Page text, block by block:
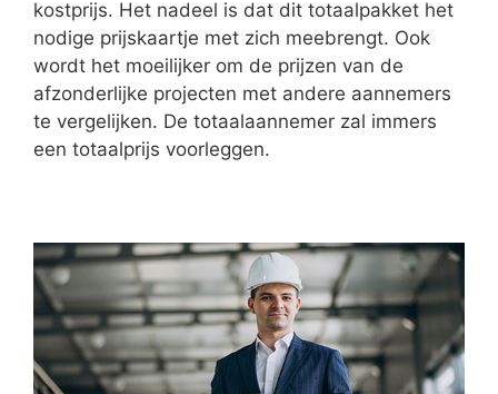
kostprijs. Het nadeel is dat dit totaalpakket het
nodige prijskaartje met zich meebrengt. Ook
wordt het moeilijker om de prijzen van de
afzonderlijke projecten met andere aannemers
te vergelijken. De totaalaannemer zal immers
een totaalprijs voorleggen.